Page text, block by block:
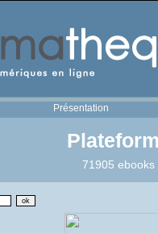
Présentation
71905